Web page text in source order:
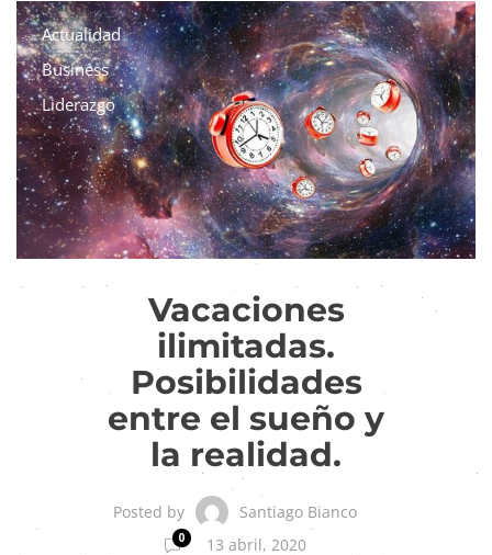
Actualidad
Business
Liderazgo
Vacaciones
ilimitadas.
Posibilidades
entre el sueño y
la realidad.
Posted by Santiago Bianco
0 13 abril, 2020